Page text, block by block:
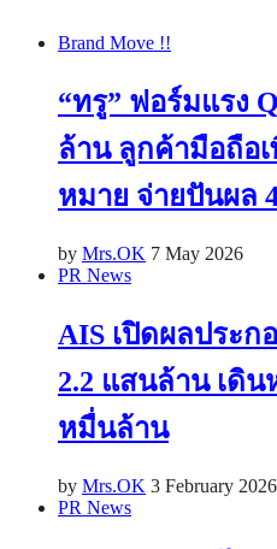
Brand Move !!
“ทรู” ฟอร์มแรง
ล้าน ลูกค้ามือถือ
หมาย จ่ายปันผล
by Mrs.OK 7 May 2026
PR News
AIS เปิดผลประก
2.2 แสนล้าน เดิน
หมื่นล้าน
by Mrs.OK 3 February 2026
PR News